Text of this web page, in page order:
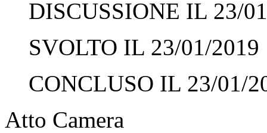
DISCUSSIONE IL 23/
SVOLTO IL 23/01/2019
CONCLUSO IL 23/01/
Atto Camera